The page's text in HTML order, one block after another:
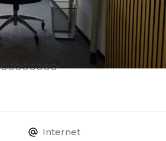
Internet